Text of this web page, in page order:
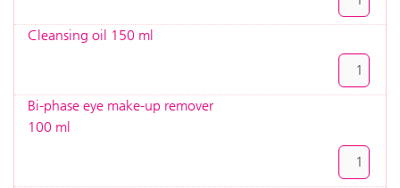
Cleansing oil 150 ml
Bi-phase eye make-up remover
100 ml